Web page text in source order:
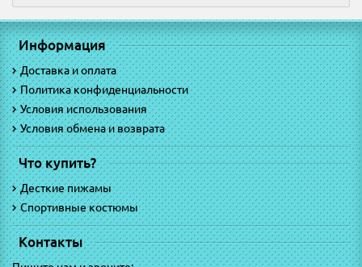
Информация
Доставка и оплата
Политика конфиденциальности
Условия использования
Условия обмена и возврата
Что купить?
Десткие пижамы
Спортивные костюмы
Контакты